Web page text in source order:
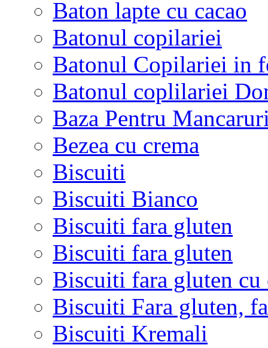
Baton lapte cu cacao
Batonul copilariei
Batonul Copilariei in
Batonul coplilariei
Baza Pentru
Bezea cu crema
Biscuiti
Biscuiti Bianco
Biscuiti fara gluten
Biscuiti fara gluten
Biscuiti fara gluten cu
Biscuiti Fara gluten,
Biscuiti Kremali